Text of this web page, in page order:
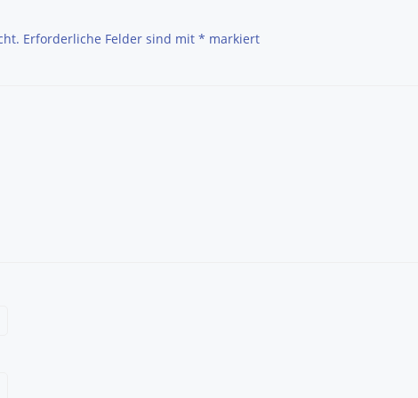
Erforderliche Felder sind mit * markiert